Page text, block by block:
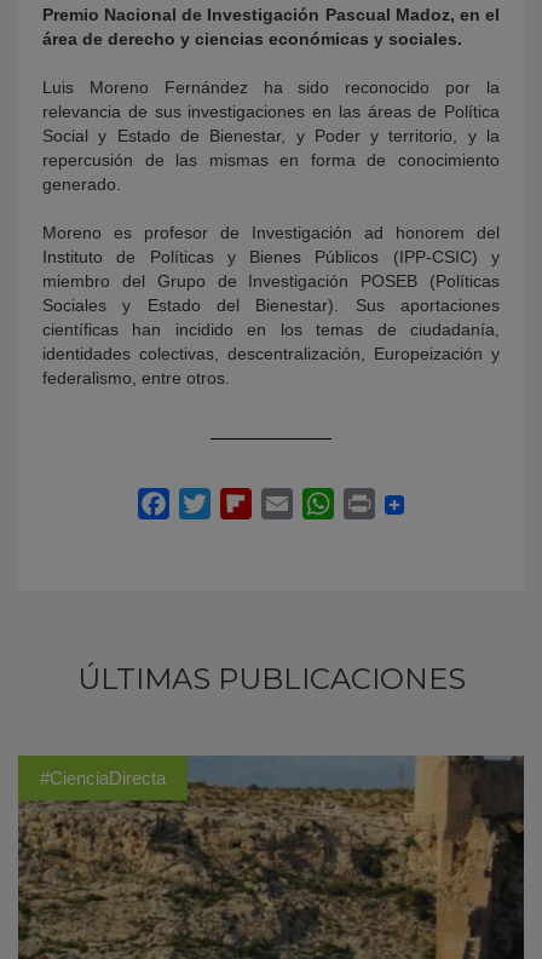
Premio Nacional de Investigación Pascual Madoz, en el
área de derecho y ciencias económicas y sociales.
Luis Moreno Fernández ha sido reconocido por la
relevancia de sus investigaciones en las áreas de Política
Social y Estado de Bienestar, y Poder y territorio, y la
repercusión de las mismas en forma de conocimiento
generado.
Moreno es profesor de Investigación ad honorem del
Instituto de Políticas y Bienes Públicos (IPP-CSIC) y
miembro del Grupo de Investigación POSEB (Políticas
Sociales y Estado del Bienestar). Sus aportaciones
científicas han incidido en los temas de ciudadanía,
identidades colectivas, descentralización, Europeización y
federalismo, entre otros.
ÚLTIMAS PUBLICACIONES
#CienciaDirecta